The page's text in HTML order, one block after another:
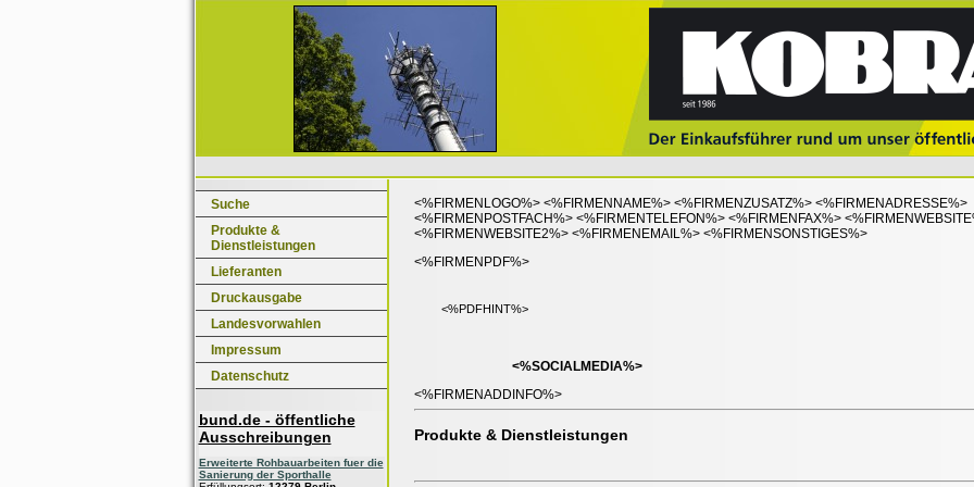
Suche
Produkte &
Dienstleistungen
Lieferanten
Druckausgabe
Landesvorwahlen
Impressum
Datenschutz
bund.de - öffentliche
Ausschreibungen
Erweiterte Rohbauarbeiten fuer die
Sanierung der Sporthalle
<%FIRMENLOGO%> <%FIRMENNAME%> <%FIRMENZUSATZ%> <%FIRMENADRESSE%>
<%FIRMENPOSTFACH%> <%FIRMENTELEFON%> <%FIRMENFAX%>
<%FIRMENWEBSITE2%> <%FIRMENEMAIL%> <%FIRMENSONSTIGES%>
<%FIRMENPDF%>
<%PDFHINT%>
<%SOCIALMEDIA%>
<%FIRMENADDINFO%>
Produkte & Dienstleistungen